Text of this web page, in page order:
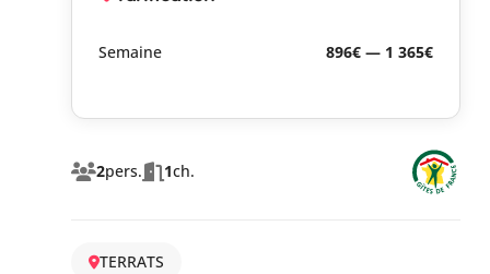
2pers. 1ch.
TERRATS
Semaine 896€ — 1 365€